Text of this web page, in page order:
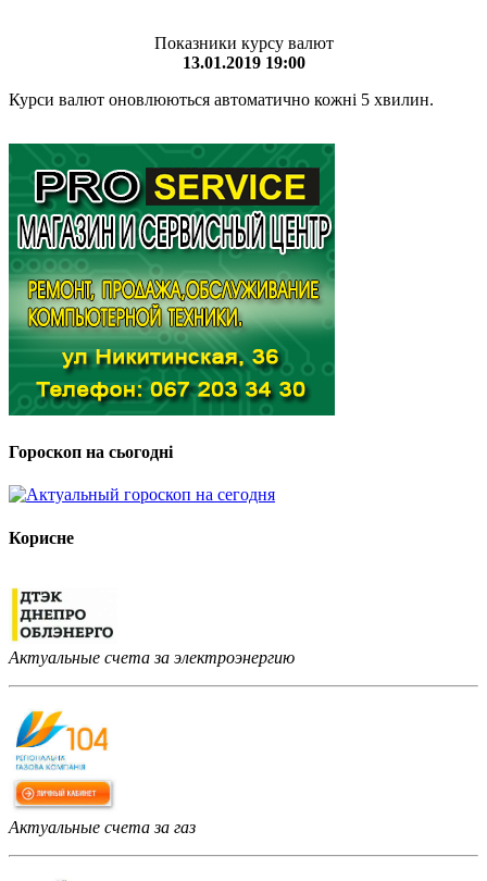
Показники курсу валют
13.01.2019 19:00
Курси валют оновлюються автоматично кожні 5 хвилин.
Гороскоп на сьогодні
Корисне
Актуальные счета за электроэнергию
Актуальные счета за газ